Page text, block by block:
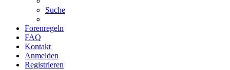
Suche
Forenregeln
FAQ
Kontakt
Anmelden
Registrieren